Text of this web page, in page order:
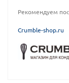
Рекомендуем
Crumble-shop.ru